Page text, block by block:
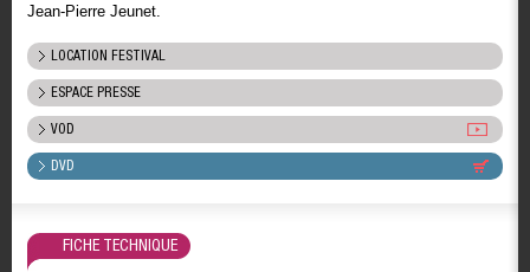
Jean-Pierre Jeunet.
LOCATION FESTIVAL
ESPACE PRESSE
VOD
DVD
FICHE TECHNIQUE